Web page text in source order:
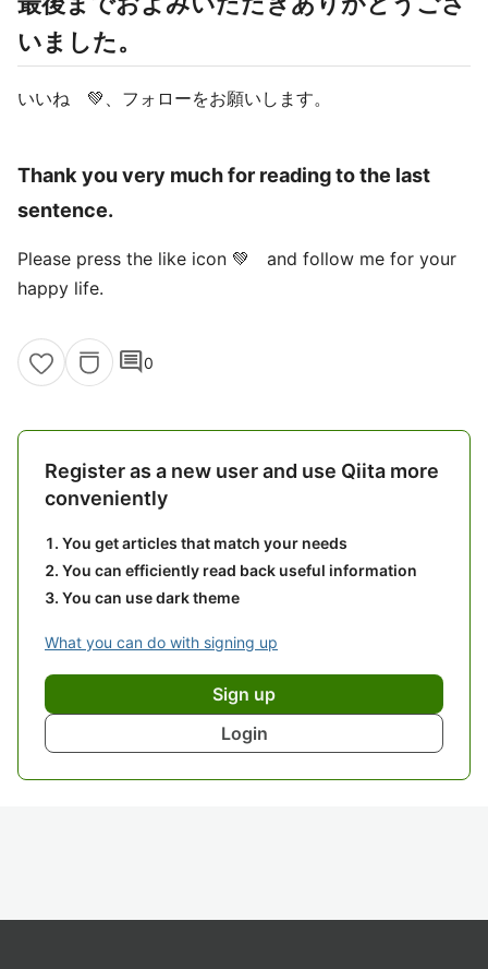
いました。
いいね 💚、フォローをお願いします。
Thank you very much for reading to the last
sentence.
Please press the like icon 💚 and follow me for your
happy life.
comment0
Register as a new user and use Qiita more
conveniently
You get articles that match your needs
You can efficiently read back useful information
You can use dark theme
What you can do with signing up
Sign up
Login